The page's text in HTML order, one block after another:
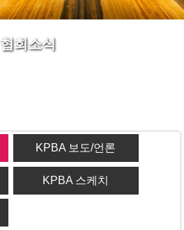
협회소식
KPBA 보도/언론
KPBA 스케치